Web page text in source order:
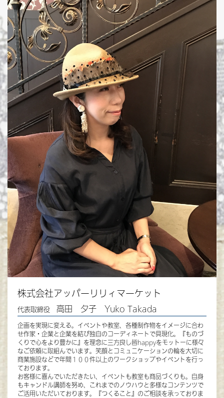
株式会社アッパーリリィマーケット
代表取締役 高田 夕子 Yuko Takada
企画を実現に変える。イベントや教室、各種制作物をイメージに合わ
せ作家・企業と企業を結び独自のコーディネートで具現化。『ものづ
くりで心をより豊かに』を理念に三方良し皆happyをモットーに様々
なご依頼に取組んでいます。笑顔とコミュニケーションの輪を大切に
商業施設などで年間１００件以上のワークショップやイベントを行っ
ております。
お客様に喜んでいただきたい、イベントも教室も商品づくりも。自身
もキャンドル講師を努め、これまでのノウハウと多様なコンテンツで
ご活用いただいております。『つくること』のご相談を承っておりま